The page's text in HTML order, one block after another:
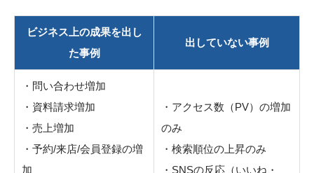
ビジネス上の成果を出し
た事例
出していない事例
・問い合わせ増加
・資料請求増加
・売上増加
・予約/来店/会員登録の増
加
・アクセス数（PV）の増加
のみ
・検索順位の上昇のみ
・SNSの反応（いいね・